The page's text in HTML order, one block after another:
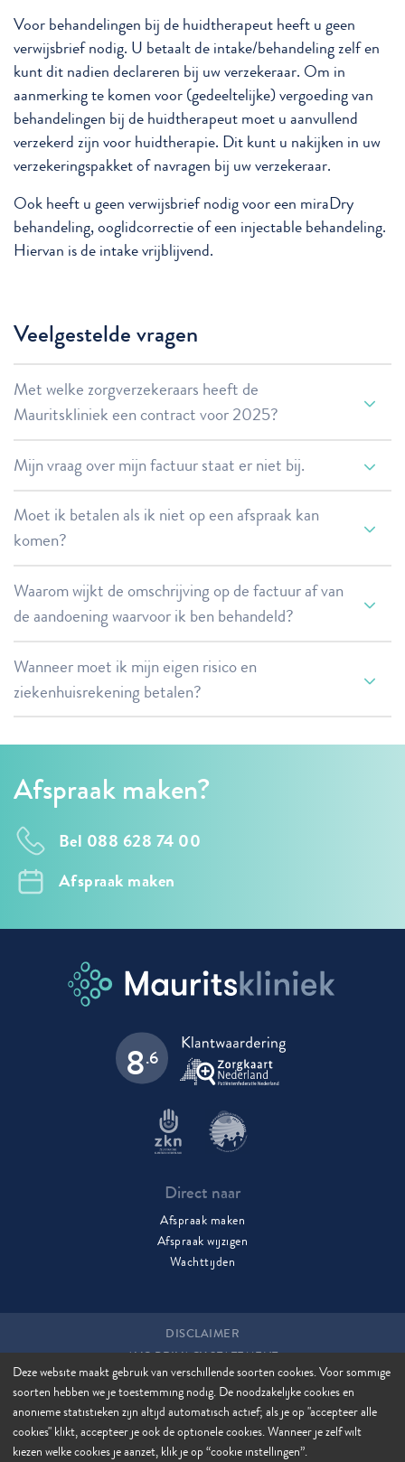
Voor behandelingen bij de huidtherapeut heeft u geen
verwijsbrief nodig. U betaalt de intake/behandeling zelf en
kunt dit nadien declareren bij uw verzekeraar. Om in
aanmerking te komen voor (gedeeltelijke) vergoeding van
behandelingen bij de huidtherapeut moet u aanvullend
verzekerd zijn voor huidtherapie. Dit kunt u nakijken in uw
verzekeringspakket of navragen bij uw verzekeraar.
Ook heeft u geen verwijsbrief nodig voor een miraDry
behandeling, ooglidcorrectie of een injectable behandeling.
Hiervan is de intake vrijblijvend.
Veelgestelde vragen
Met welke zorgverzekeraars heeft de
Mauritskliniek een contract voor 2025?
Mijn vraag over mijn factuur staat er niet bij.
zorgadministratie@mauritskliniek.nl
Moet ik betalen als ik niet op een afspraak kan
komen?
Wegblijftarief verzekerde zorg
Wegblijftarief onverzekerde zorg
Waarom wijkt de omschrijving op de factuur af van
de aandoening waarvoor ik ben behandeld?
Wanneer moet ik mijn eigen risico en
ziekenhuisrekening betalen?
Eigen risico en de ziekenhuisrekening
Afspraak maken?
Bel 088 628 74 00
Afspraak maken
8.6
Direct naar
Afspraak maken
Afspraak wijzigen
Wachttijden
DISCLAIMER
AVG PRIVACY STATEMENT
COOKIES
COOKIE MANAGER
SITEMAP
Deze website maakt gebruik van verschillende soorten cookies. Voor sommige
soorten hebben we je toestemming nodig. De noodzakelijke cookies en
anonieme statistieken zijn altijd automatisch actief; als je op "accepteer alle
cookies" klikt, accepteer je ook de optionele cookies. Wanneer je zelf wilt
kiezen welke cookies je aanzet, klik je op “cookie instellingen”.